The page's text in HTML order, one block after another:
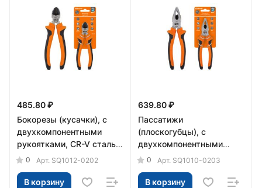
485.80 ₽
Бокорезы (кусачки), с
двухкомпонентными
рукоятками, CR-V сталь,
160 мм, серия "Алмаз"
0 Арт. SQ1012-0202
В корзину
639.80 ₽
Пассатижи
(плоскогубцы), с
двухкомпонентными
рукоятками, CR-V сталь
TDM
0 Арт. SQ1010-0203
В корзину